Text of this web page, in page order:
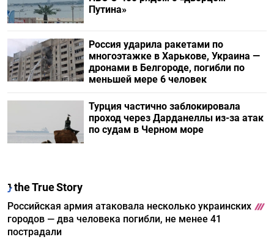
Путина»
Россия ударила ракетами по
многоэтажке в Харькове, Украина —
дронами в Белгороде, погибли по
меньшей мере 6 человек
Турция частично заблокировала
проход через Дарданеллы из-за атак
по судам в Черном море